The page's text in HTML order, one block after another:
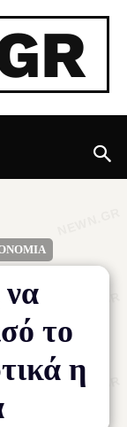
το
η